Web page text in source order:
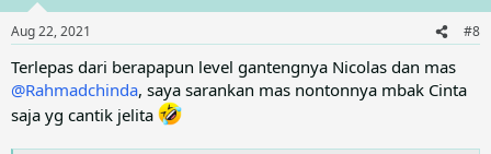
s
:
Aug 22, 2021 #8
Terlepas dari berapapun level gantengnya Nicolas dan mas
@Rahmadchinda, saya sarankan mas nontonnya mbak Cinta
saja yg cantik jelita